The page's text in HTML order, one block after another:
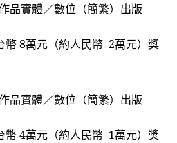
品實體／數位（簡繁）出版
8萬元（約人民幣 2萬元）獎
品實體／數位（簡繁）出版
4萬元（約人民幣 1萬元）獎